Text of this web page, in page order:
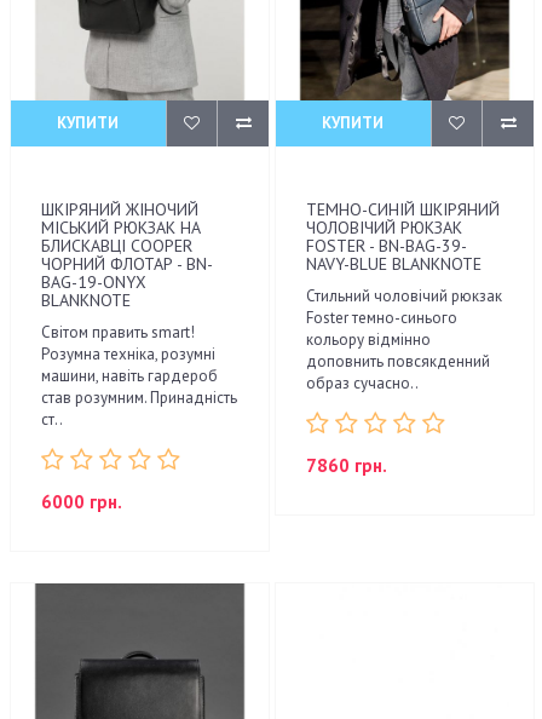
КУПИТИ
ШКІРЯНИЙ ЖІНОЧИЙ
МІСЬКИЙ РЮКЗАК НА
БЛИСКАВЦІ COOPER
ЧОРНИЙ ФЛОТАР - BN-
BAG-19-ONYX
BLANKNOTE
Світом править smart!
Розумна техніка, розумні
машини, навіть гардероб
став розумним. Принадність
ст..
6000 грн.
КУПИТИ
ТЕМНО-СИНІЙ ШКІРЯНИЙ
ЧОЛОВІЧИЙ РЮКЗАК
FOSTER - BN-BAG-39-
NAVY-BLUE BLANKNOTE
Стильний чоловічий рюкзак
Foster темно-синього
кольору відмінно
доповнить повсякденний
образ сучасно..
7860 грн.